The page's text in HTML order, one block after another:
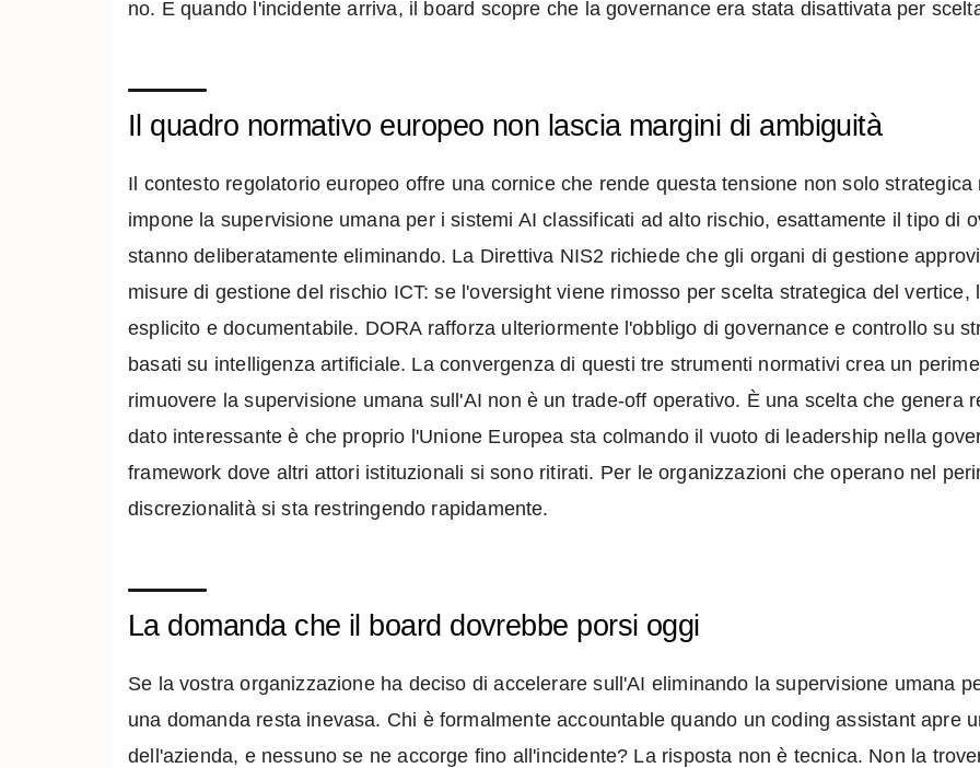
no. E quando l'incidente arriva, il board scopre che la governance era stata disattivata per
Il quadro normativo europeo non lascia margini di ambiguità
Il contesto regolatorio europeo offre una cornice che rende questa tensione non solo
impone la supervisione umana per i sistemi AI classificati ad alto rischio, esattamente il tipo di
stanno deliberatamente eliminando. La Direttiva NIS2 richiede che gli organi di gestione
misure di gestione del rischio ICT: se l'oversight viene rimosso per scelta strategica del
esplicito e documentabile. DORA rafforza ulteriormente l'obbligo di governance e controllo su
basati su intelligenza artificiale. La convergenza di questi tre strumenti normativi crea un
rimuovere la supervisione umana sull'AI non è un trade-off operativo. È una scelta che genera
dato interessante è che proprio l'Unione Europea sta colmando il vuoto di leadership nella
framework dove altri attori istituzionali si sono ritirati. Per le organizzazioni che operano nel
discrezionalità si sta restringendo rapidamente.
La domanda che il board dovrebbe porsi oggi
Se la vostra organizzazione ha deciso di accelerare sull'AI eliminando la supervisione umana
una domanda resta inevasa. Chi è formalmente accountable quando un coding assistant apre
dell'azienda, e nessuno se ne accorge fino all'incidente? La risposta non è tecnica. Non la